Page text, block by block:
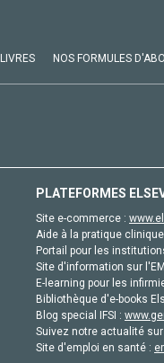
LIVRES NOS FORMULES
PLATEFORMES
Site e-commerce :
Aide à la pratique
Portail pour les
Site d'information sur
E-learning pour les
Bibliothèque d'e-books
Blog special IFSI :
Suivez notre actualité
Site d'emploi en santé :